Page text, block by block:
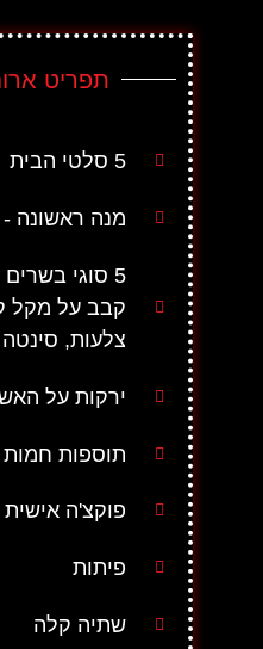
תפריט
מנה ראשונה -
5 סוגי בשרים
קבב על מקל
צלעות, סינטה
ירקות על האש
תוספות חמות
פוקצ'ה אישית
פיתות
שתיה קלה